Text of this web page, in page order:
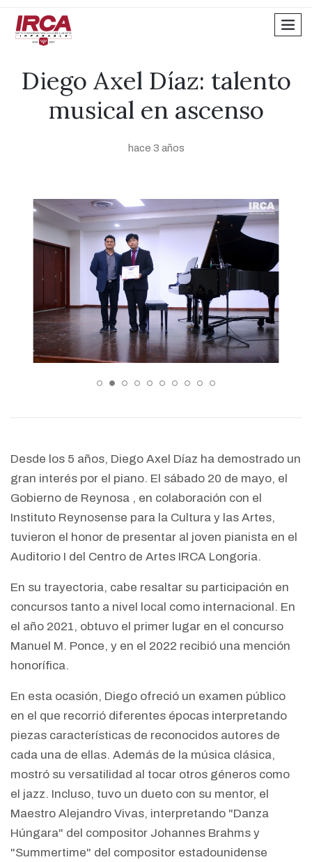
Diego Axel Díaz: talento
musical en ascenso
hace 3 años
Desde los 5 años, Diego Axel Díaz ha demostrado un
gran interés por el piano. El sábado 20 de mayo, el
Gobierno de Reynosa , en colaboración con el
Instituto Reynosense para la Cultura y las Artes,
tuvieron el honor de presentar al joven pianista en el
Auditorio I del Centro de Artes IRCA Longoria.
En su trayectoria, cabe resaltar su participación en
concursos tanto a nivel local como internacional. En
el año 2021, obtuvo el primer lugar en el concurso
Manuel M. Ponce, y en el 2022 recibió una mención
honorífica.
En esta ocasión, Diego ofreció un examen público
en el que recorrió diferentes épocas interpretando
piezas características de reconocidos autores de
cada una de ellas. Además de la música clásica,
mostró su versatilidad al tocar otros géneros como
el jazz. Incluso, tuvo un dueto con su mentor, el
Maestro Alejandro Vivas, interpretando "Danza
Húngara" del compositor Johannes Brahms y
"Summertime" del compositor estadounidense